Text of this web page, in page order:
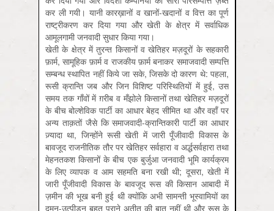
कर ली गयी। यानी कारख़ानों व खानों-खदानों व वित्त का पूर्ण
राष्ट्रीकरण कर दिया गया और खेती के क्षेत्र में सर्वाधिक
आमूलगामी जनवादी सुधार किया गया।
खेती के क्षेत्र में तुरन्त किसानों व खेतिहर मज़दूरों के सहकारी
फ़ार्म, सामूहिक फ़ार्म व राजकीय फ़ार्म बनाकर समाजवादी सम्पत्ति
सम्बन्ध स्थापित नहीं किये जा सके, जिसके दो कारण थे: पहला,
रूसी क्रान्ति जब और जिन विशिष्ट परिस्थितियों में हुई, उस
समय तक गाँवों में ग़रीब व मँझोले किसानों तथा खेतिहर मज़दूरों
के बीच बोल्शेविक पार्टी का आधार बेहद सीमित था और वहाँ पर
अन्य ताक़तों जैसे कि समाजवादी-क्रान्तिकारी पार्टी का आधार
ज़्यादा था, जिन्होंने रूसी खेती में जारी पूँजीवादी विकास के
बावजूद राजनीतिक तौर पर खेतिहर सर्वहारा व अर्द्धसर्वहारा तथा
मेहनतकश किसानों के बीच एक बुर्जुआ जनवादी भूमि कार्यक्रम
के लिए व्यापक व आम सहमति बना रखी थी; दूसरा, खेती में
जारी पूँजीवादी विकास के बावजूद रूस की किसान आबादी में
ज़मीन की भूख बनी हुई थी क्योंकि अभी सामन्ती भूस्वामियों का
दमन-उत्पीड़न बहुत पुराने अतीत की बात नहीं थी और रूस के